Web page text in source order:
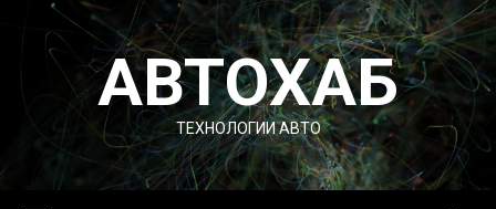
Перейти
содержимомуАВТОХАБ
ТЕХНОЛОГИИ АВТО